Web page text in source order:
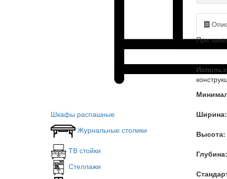
Шкафы распашные
Журнальные столики
ТВ стойки
Стеллажи
При
Ширина:
Высота:
Глубина: